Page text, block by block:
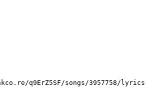
q9ErZ5SF/songs/3957758/